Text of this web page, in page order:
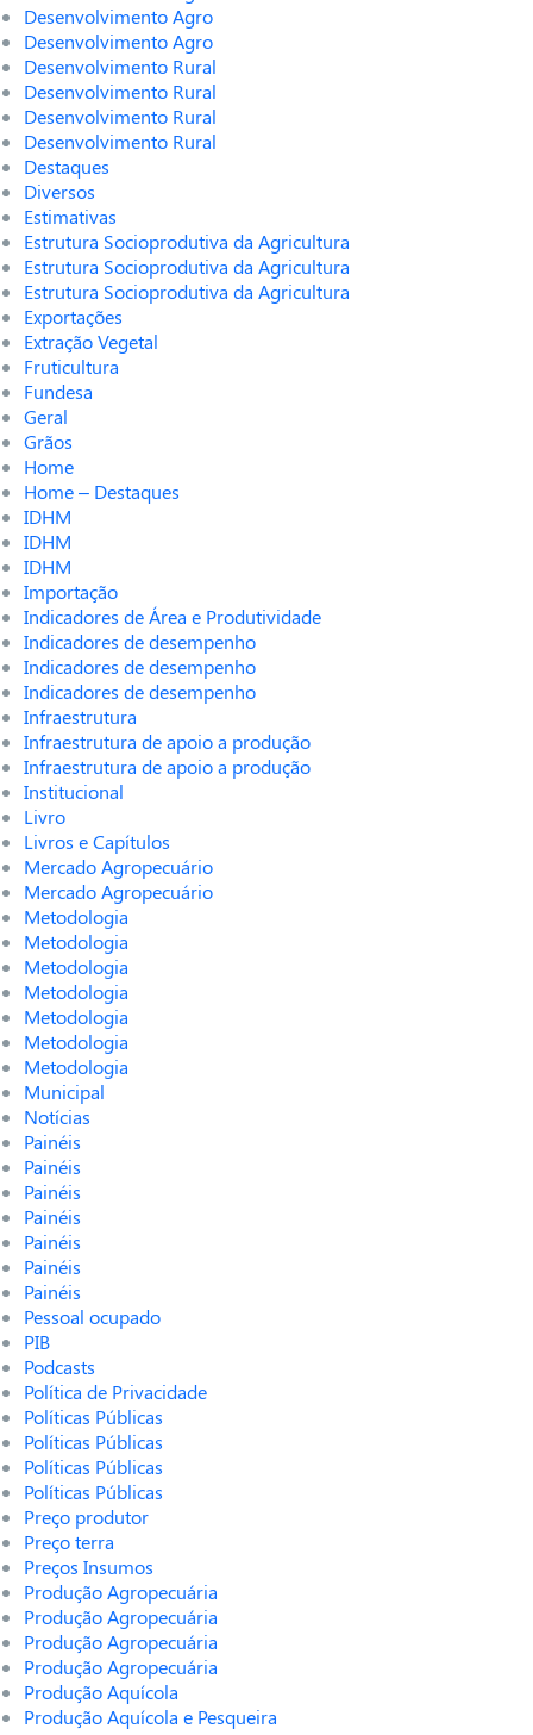
Desenvolvimento Agro
Desenvolvimento Agro
Desenvolvimento Rural
Desenvolvimento Rural
Desenvolvimento Rural
Desenvolvimento Rural
Destaques
Diversos
Estimativas
Estrutura Socioprodutiva da Agricultura
Estrutura Socioprodutiva da Agricultura
Estrutura Socioprodutiva da Agricultura
Exportações
Extração Vegetal
Fruticultura
Fundesa
Geral
Grãos
Home
Home – Destaques
IDHM
IDHM
IDHM
Importação
Indicadores de Área e Produtividade
Indicadores de desempenho
Indicadores de desempenho
Indicadores de desempenho
Infraestrutura
Infraestrutura de apoio a produção
Infraestrutura de apoio a produção
Institucional
Livro
Livros e Capítulos
Mercado Agropecuário
Mercado Agropecuário
Metodologia
Metodologia
Metodologia
Metodologia
Metodologia
Metodologia
Metodologia
Municipal
Notícias
Painéis
Painéis
Painéis
Painéis
Painéis
Painéis
Painéis
Pessoal ocupado
PIB
Podcasts
Política de Privacidade
Políticas Públicas
Políticas Públicas
Políticas Públicas
Políticas Públicas
Preço produtor
Preço terra
Preços Insumos
Produção Agropecuária
Produção Agropecuária
Produção Agropecuária
Produção Agropecuária
Produção Aquícola
Produção Aquícola e Pesqueira